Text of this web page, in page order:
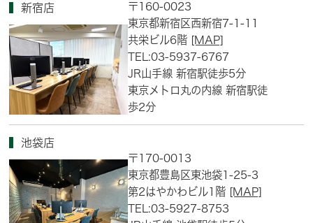
新宿店
〒160-0023
東京都新宿区西新宿7-1-11
共栄ビル6階 [MAP]
TEL:03-5937-6767
JR山手線 新宿駅徒歩5分
東京メトロ丸の内線 新宿駅徒
歩2分
池袋店
〒170-0013
東京都豊島区東池袋1-25-3
第2はやかわビル1階 [MAP]
TEL:03-5927-8753